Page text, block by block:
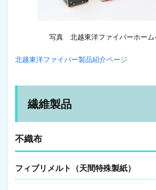
写真 北越東洋ファイバーホーム
北越東洋ファイバー製品紹介ページ
繊維製品
不織布
フィブリメルト（天間特殊製紙）